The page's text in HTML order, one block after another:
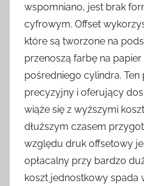
wspomniano, jest brak
cyfrowym. Offset
które są tworzone na
przenoszą farbę na
pośredniego cylindra.
precyzyjny i oferujący
wiąże się z wyższymi
dłuższym czasem
względu druk offsetowy
opłacalny przy bardzo
koszt jednostkowy spada